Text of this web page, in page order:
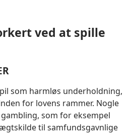
ved at spille
som harmløs underholdning,
for lovens rammer. Nogle
som for eksempel
til samfundsgavnlige